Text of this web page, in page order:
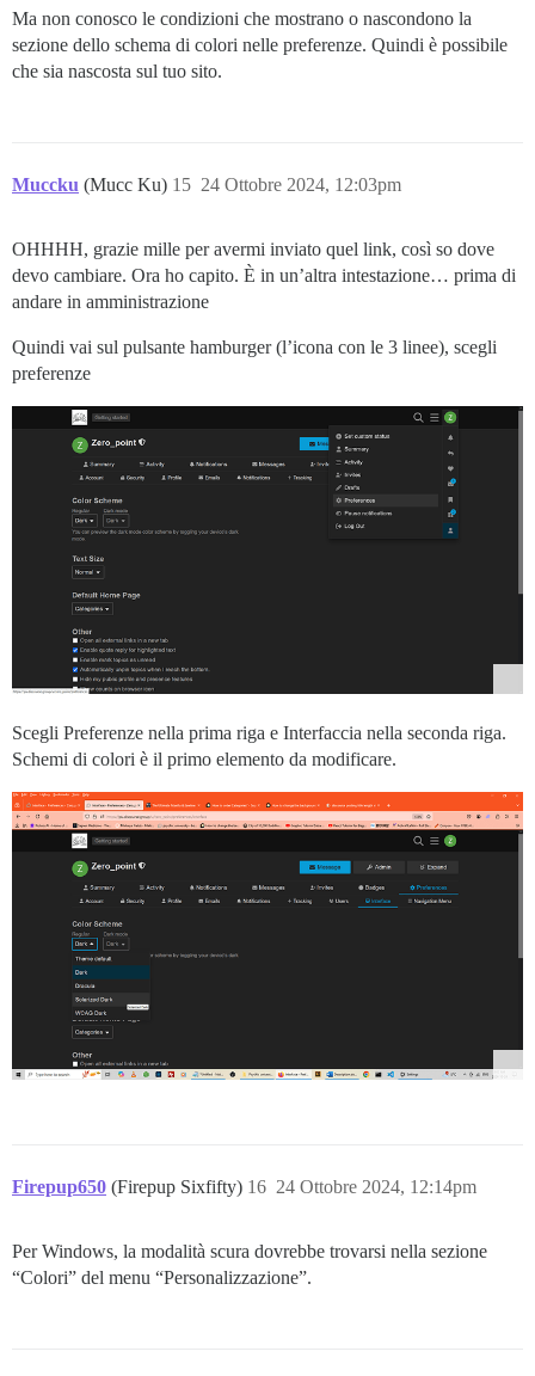
Ma non conosco le condizioni che mostrano o nascondono la
sezione dello schema di colori nelle preferenze. Quindi è possibile
che sia nascosta sul tuo sito.
Muccku (Mucc Ku) 24 Ottobre 2024, 12:03pm
15
OHHHH, grazie mille per avermi inviato quel link, così so dove
devo cambiare. Ora ho capito. È in un’altra intestazione… prima di
andare in amministrazione
Quindi vai sul pulsante hamburger (l’icona con le 3 linee), scegli
preferenze
Scegli Preferenze nella prima riga e Interfaccia nella seconda riga.
Schemi di colori è il primo elemento da modificare.
Firepup650 (Firepup Sixfifty) 24 Ottobre 2024, 12:14pm
16
Per Windows, la modalità scura dovrebbe trovarsi nella sezione
“Colori” del menu “Personalizzazione”.